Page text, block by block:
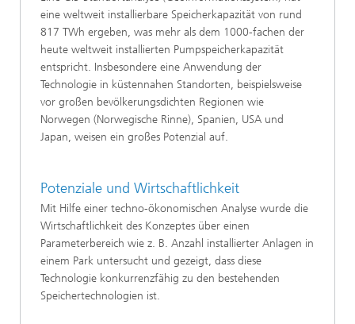
eine weltweit installierbare Speicherkapazität von rund
817 TWh ergeben, was mehr als dem 1000-fachen der
heute weltweit installierten Pumpspeicherkapazität
entspricht. Insbesondere eine Anwendung der
Technologie in küstennahen Standorten, beispielsweise
vor großen bevölkerungsdichten Regionen wie
Norwegen (Norwegische Rinne), Spanien, USA und
Japan, weisen ein großes Potenzial auf.
Potenziale und Wirtschaftlichkeit
Mit Hilfe einer techno-ökonomischen Analyse wurde die
Wirtschaftlichkeit des Konzeptes über einen
Parameterbereich wie z. B. Anzahl installierter Anlagen in
einem Park untersucht und gezeigt, dass diese
Technologie konkurrenzfähig zu den bestehenden
Speichertechnologien ist.